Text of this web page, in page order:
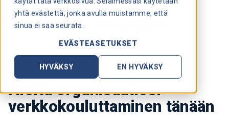
yhtä evästettä, jonka avulla muistamme, että
sinua ei saa seurata.
EVÄSTEASETUKSET
HYVÄKSY EN HYVÄKSY
Aloita organisaatiosi
verkkokouluttaminen tänään